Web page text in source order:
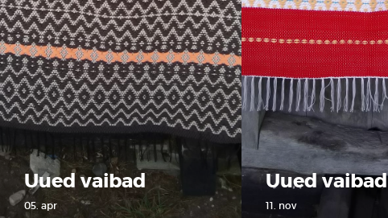
Uued vaibad
05. apr
Uued vaibad
11. nov